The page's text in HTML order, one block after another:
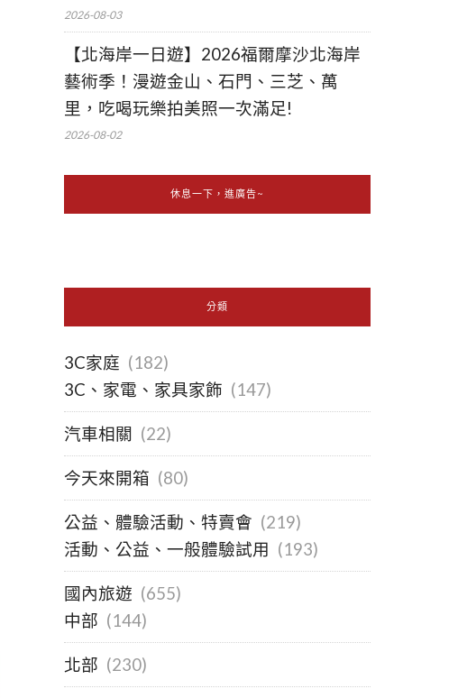
2026-08-03
【北海岸一日遊】2026福爾摩沙北海岸
藝術季！漫遊金山、石門、三芝、萬
里，吃喝玩樂拍美照一次滿足!
2026-08-02
休息一下，進廣告~
分類
3C家庭 (182)
3C、家電、家具家飾 (147)
汽車相關 (22)
今天來開箱 (80)
公益、體驗活動、特賣會 (219)
活動、公益、一般體驗試用 (193)
國內旅遊 (655)
中部 (144)
北部 (230)